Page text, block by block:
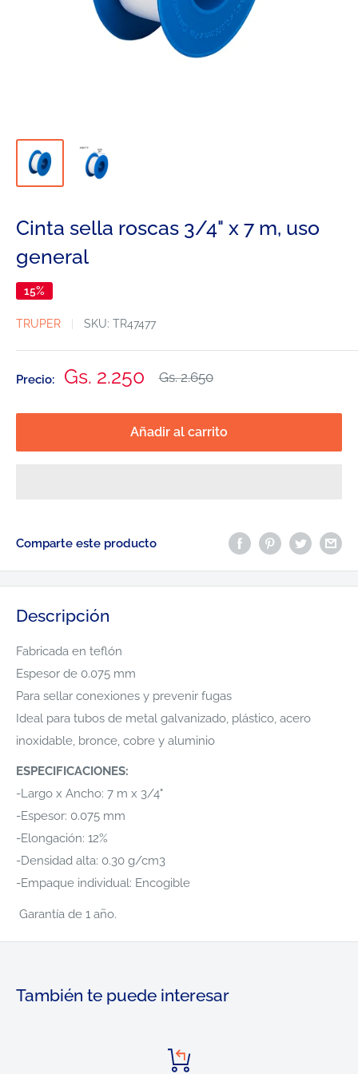
Cinta sella roscas 3/4" x 7 m, uso
general
15%
TRUPER SKU: TR47477
Precio:
Precio
venta
Gs. 2.250
Precio
Gs. 2.650
Añadir al carrito
Comparte este producto
Descripción
Fabricada en teflón
Espesor de 0.075 mm
Para sellar conexiones y prevenir fugas
Ideal para tubos de metal galvanizado, plástico, acero
inoxidable, bronce, cobre y aluminio
ESPECIFICACIONES:
-Largo x Ancho: 7 m x 3/4"
-Espesor: 0.075 mm
-Elongación: 12%
-Densidad alta: 0.30 g/cm3
-Empaque individual: Encogible
Garantía de 1 año.
También te puede interesar